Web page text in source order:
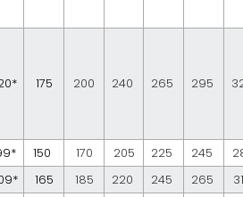
175 200 240 265 295
150 170 205 225 245
165 185 220 245 265